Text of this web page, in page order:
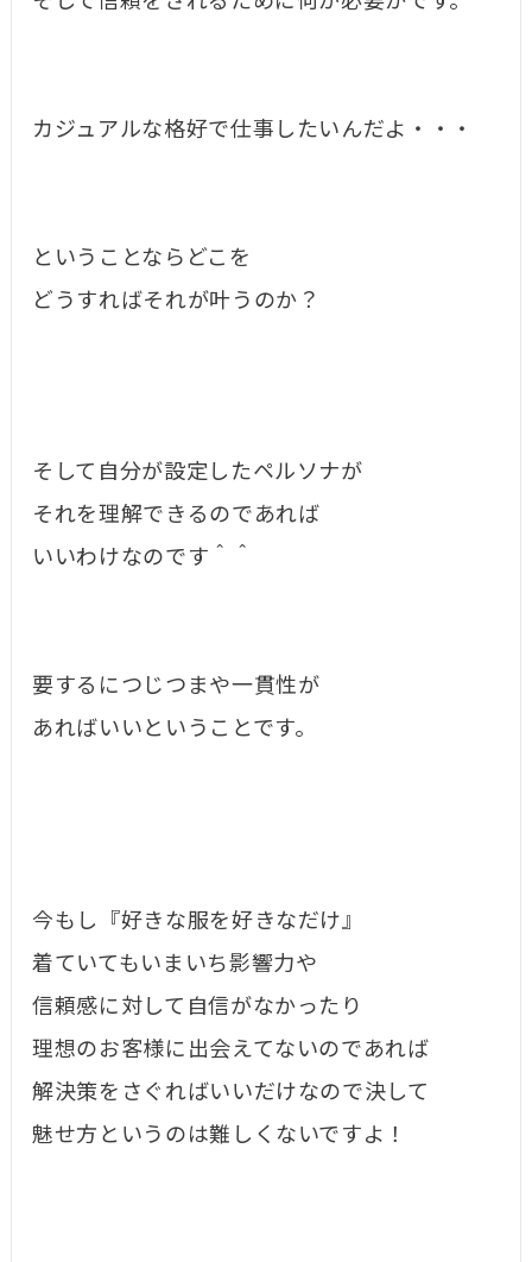
カジュアルな格好で仕事したいんだよ・・・
ということならどこを
どうすればそれが叶うのか？
そして自分が設定したペルソナが
それを理解できるのであれば
いいわけなのです＾＾
要するにつじつまや一貫性が
あればいいということです。
今もし『好きな服を好きなだけ』
着ていてもいまいち影響力や
信頼感に対して自信がなかったり
理想のお客様に出会えてないのであれば
解決策をさぐればいいだけなので決して
魅せ方というのは難しくないですよ！